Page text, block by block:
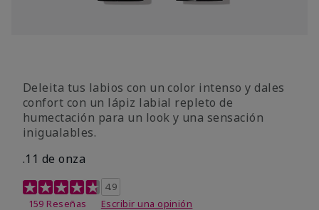
Deleita tus labios con un color intenso y dales
confort con un lápiz labial repleto de
humectación para un look y una sensación
inigualables.
.11 de onza
Calificación de clientes de 4,3 de 5
4.9
159 Reseñas
Escribir una opinión